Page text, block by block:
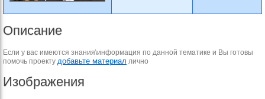
Описание
Если у вас имеются знания\информация по данной тематике и Вы готовы
помочь проекту добавьте материал лично
Изображения